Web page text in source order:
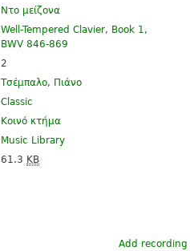
Ντο μείζονα
Well-Tempered Clavier, Book 1,
BWV 846-869
2
Τσέμπαλο, Πιάνο
Classic
Κοινό κτήμα
Music Library
61.3 KB
Add recording